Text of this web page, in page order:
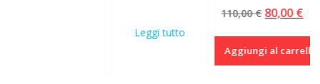
Leggi tutto
110,00€ Il
originale
era:
80,00€Il
è:
Aggiungi al carrello